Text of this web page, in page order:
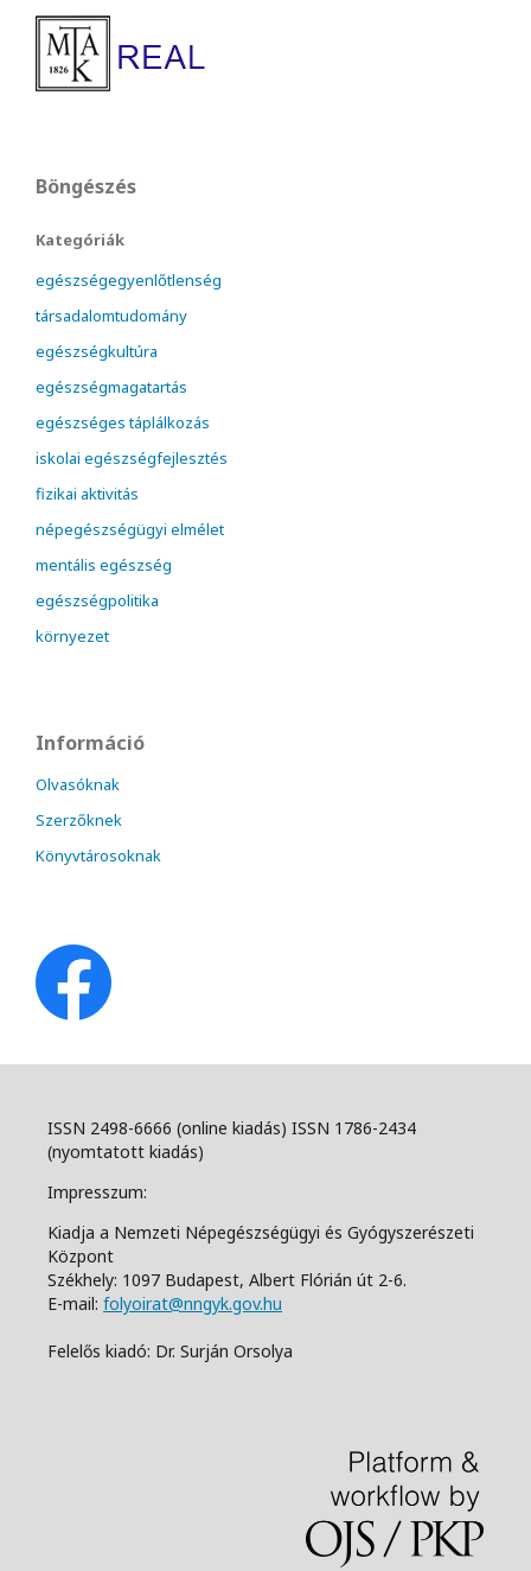
Böngészés
Kategóriák
egészségegyenlőtlenség
társadalomtudomány
egészségkultúra
egészségmagatartás
egészséges táplálkozás
iskolai egészségfejlesztés
fizikai aktivitás
népegészségügyi elmélet
mentális egészség
egészségpolitika
környezet
Információ
Olvasóknak
Szerzőknek
Könyvtárosoknak
ISSN 2498-6666 (online kiadás) ISSN 1786-2434
(nyomtatott kiadás)
Impresszum:
Kiadja a Nemzeti Népegészségügyi és Gyógyszerészeti
Központ
Székhely: 1097 Budapest, Albert Flórián út 2-6.
E-mail: folyoirat@nngyk.gov.hu
Felelős kiadó: Dr. Surján Orsolya